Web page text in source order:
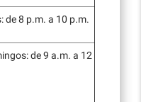
de 8 p.m. a 10 p.m.
de 9 a.m. a 12